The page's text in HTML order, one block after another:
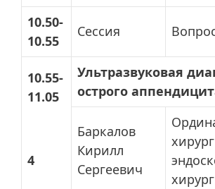
10.50-
10.55
Сессия
10.55-
11.05
4
Ультразвуковая
острого
Баркалов
Кирилл
Сергеевич